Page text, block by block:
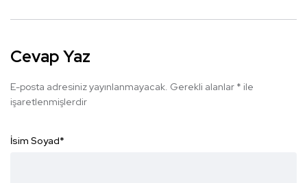
Cevap Yaz
E-posta adresiniz yayınlanmayacak. Gerekli alanlar * ile
işaretlenmişlerdir
İsim Soyad*